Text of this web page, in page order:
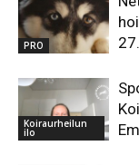
PRO
Koiraurheilun
ilo